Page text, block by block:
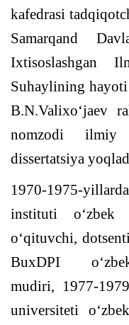
kafedrasi tadqiq
Samarqand
Ixtisoslashgan
Suhayliningh
B.N.Valixo‘jaev ra
nomzodi
dissertatsiya yoq
1970-1975-
instituti o‘zbek
o‘qituvchi, dotsent
BuxDPI
mudiri, 1977-1979
universiteti